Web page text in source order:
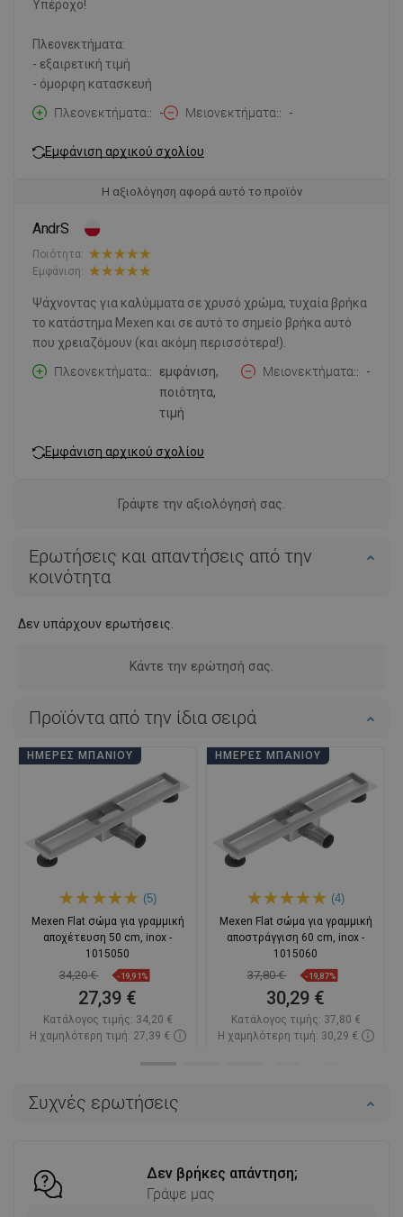
Συχνές ερωτήσεις
Δεν βρήκες απάντηση;
Γράψε μας
Υπέροχο!
Πλεονεκτήματα:
- εξαιρετική τιμή
- όμορφη κατασκευή
Πλεονεκτήματα:
- Μειονεκτήματα: -
Εμφάνιση αρχικού σχολίου
Η αξιολόγηση αφορά αυτό το προϊόν
AndrS
Ποιότητα:
Εμφάνιση:
Ψάχνοντας για καλύμματα σε χρυσό χρώμα, τυχαία βρήκα
το κατάστημα Mexen και σε αυτό το σημείο βρήκα αυτό
που χρειαζόμουν (και ακόμη περισσότερα!).
Πλεονεκτήματα:
εμφάνιση,
ποιότητα,
τιμή
Μειονεκτήματα: -
Εμφάνιση αρχικού σχολίου
Γράψτε την αξιολόγησή σας.
Ερωτήσεις και απαντήσεις από την
κοινότητα
Δεν υπάρχουν ερωτήσεις.
Κάντε την ερώτησή σας.
Προϊόντα από την ίδια σειρά
ΗΜΈΡΕΣ ΜΠΆΝΙΟΥ
(5)
Mexen Flat σώμα για γραμμική
αποχέτευση 50 cm, inox -
1015050
34,20 € -19,91%
27,39 €
Κατάλογος τιμής: 34,20 €
Η χαμηλότερη τιμή: 27,39 €
ΗΜΈΡΕΣ ΜΠΆΝΙΟΥ
(4)
Mexen Flat σώμα για γραμμική
αποστράγγιση 60 cm, inox -
1015060
37,80 € -19,87%
30,29 €
Κατάλογος τιμής: 37,80 €
Η χαμηλότερη τιμή: 30,29 €